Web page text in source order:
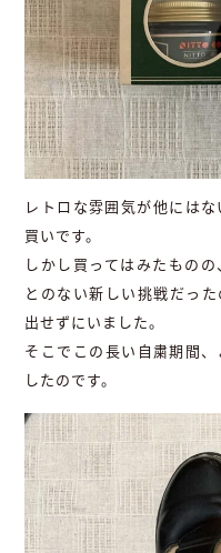
レトロな雰囲気が他には
買いです。
しかし買ってはみたもの
とのない新しい挑戦だっ
出せずにいました。
そこでこの長い自粛期間
したのです。